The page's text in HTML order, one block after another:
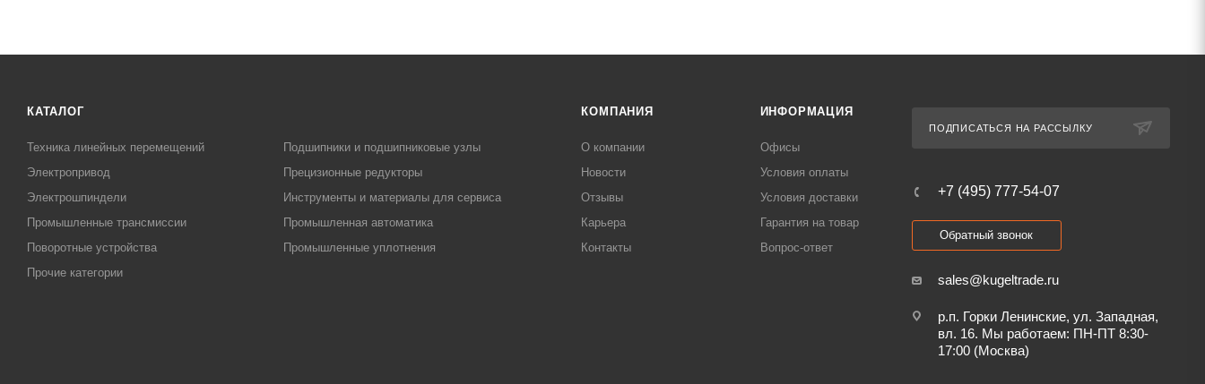
КАТАЛОГ
Техника линейных перемещений
Подшипники и подшипниковые узлы
Электропривод
Прецизионные редукторы
Электрошпиндели
Инструменты и материалы для сервиса
Промышленные трансмиссии
Промышленная автоматика
Поворотные устройства
Промышленные уплотнения
Прочие категории
КОМПАНИЯ
О компании
Новости
Отзывы
Карьера
Контакты
ИНФОРМАЦИЯ
Офисы
Условия оплаты
Условия доставки
Гарантия на товар
Вопрос-ответ
ПОДПИСАТЬСЯ НА РАССЫЛКУ
+7 (495) 777-54-07
Обратный звонок
sales@kugeltrade.ru
р.п. Горки Ленинские, ул. Западная,
вл. 16. Мы работаем: ПН-ПТ 8:30-
17:00 (Москва)